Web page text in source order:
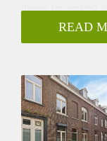
linnen inventaris)
centrum van
De woning is 101
dubbel uitklap
Bij binnenkomst
keuken en
is van alle
READ